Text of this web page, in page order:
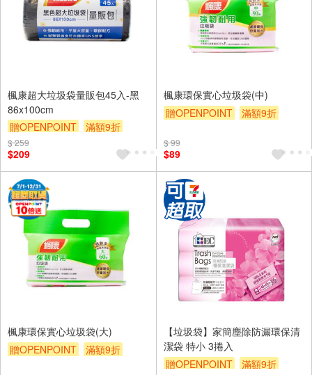
楓康超大垃圾袋量販包45入-黑
86x100cm
贈OPENPOINT
滿額9折
贈$200
$ 259
$209
楓康環保實心垃圾袋(中)
贈OPENPOINT
滿額9折
$ 99
$89
楓康環保實心垃圾袋(大)
贈OPENPOINT
滿額9折
【垃圾袋】家簡塵除防漏環保清
潔袋 特小 3捲入
贈OPENPOINT
滿額9折